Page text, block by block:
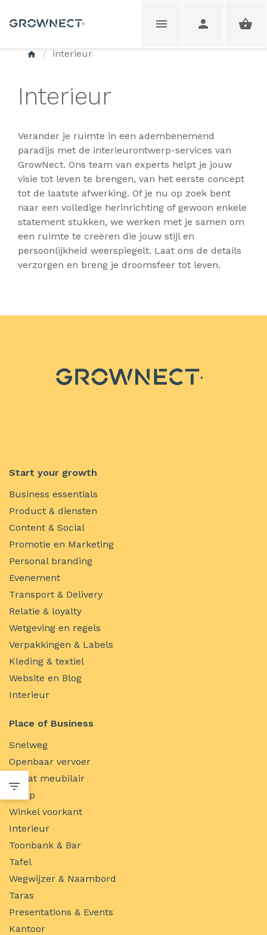
interieur
Interieur
Verander je ruimte in een adembenemend
paradijs met de interieurontwerp-services van
GrowNect. Ons team van experts helpt je jouw
visie tot leven te brengen, van het eerste concept
tot de laatste afwerking. Of je nu op zoek bent
naar een volledige herinrichting of gewoon enkele
statement stukken, we werken met je samen om
een ruimte te creëren die jouw stijl en
persoonlijkheid weerspiegelt. Laat ons de details
verzorgen en breng je droomsfeer tot leven.
Start your growth
Business essentials
Product & diensten
Content & Social
Promotie en Marketing
Personal branding
Evenement
Transport & Delivery
Relatie & loyalty
Wetgeving en regels
Verpakkingen & Labels
Kleding & textiel
Website en Blog
Interieur
Place of Business
Snelweg
Openbaar vervoer
Straat meubilair
Stoep
Winkel voorkant
Interieur
Toonbank & Bar
Tafel
Wegwijzer & Naambord
Taras
Presentations & Events
Kantoor